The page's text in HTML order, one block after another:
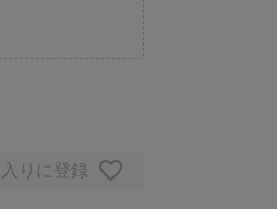
りに登録